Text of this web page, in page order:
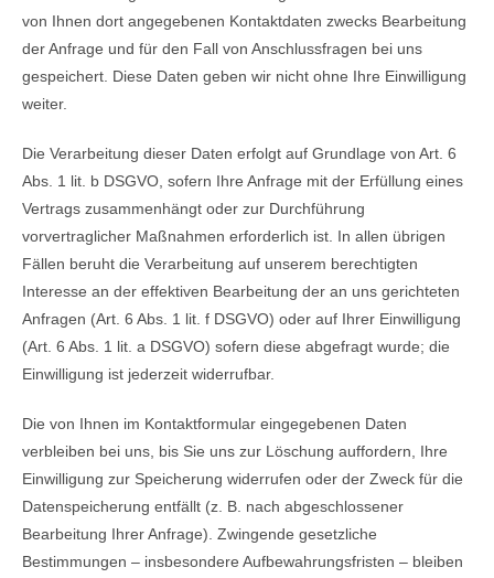
von Ihnen dort angegebenen Kontaktdaten zwecks Bearbeitung
der Anfrage und für den Fall von Anschlussfragen bei uns
gespeichert. Diese Daten geben wir nicht ohne Ihre Einwilligung
weiter.
Die Verarbeitung dieser Daten erfolgt auf Grundlage von Art. 6
Abs. 1 lit. b DSGVO, sofern Ihre Anfrage mit der Erfüllung eines
Vertrags zusammenhängt oder zur Durchführung
vorvertraglicher Maßnahmen erforderlich ist. In allen übrigen
Fällen beruht die Verarbeitung auf unserem berechtigten
Interesse an der effektiven Bearbeitung der an uns gerichteten
Anfragen (Art. 6 Abs. 1 lit. f DSGVO) oder auf Ihrer Einwilligung
(Art. 6 Abs. 1 lit. a DSGVO) sofern diese abgefragt wurde; die
Einwilligung ist jederzeit widerrufbar.
Die von Ihnen im Kontaktformular eingegebenen Daten
verbleiben bei uns, bis Sie uns zur Löschung auffordern, Ihre
Einwilligung zur Speicherung widerrufen oder der Zweck für die
Datenspeicherung entfällt (z. B. nach abgeschlossener
Bearbeitung Ihrer Anfrage). Zwingende gesetzliche
Bestimmungen – insbesondere Aufbewahrungsfristen – bleiben